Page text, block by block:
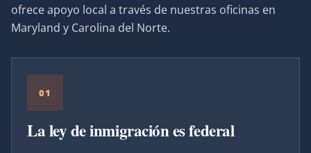
ofrece apoyo local a través de nuestras oficinas en
Maryland y Carolina del Norte.
01
La ley de inmigración es federal